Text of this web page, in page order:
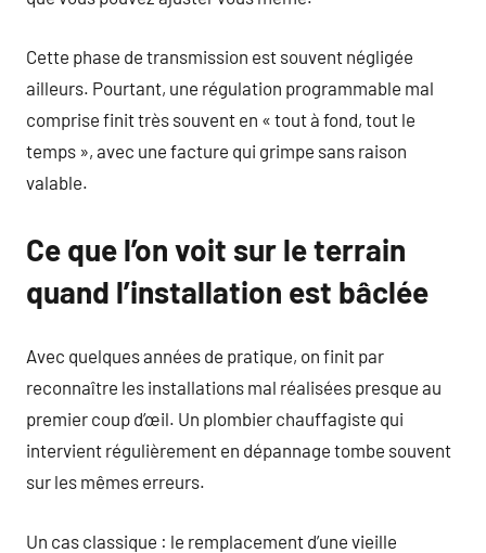
Cette phase de transmission est souvent négligée
ailleurs. Pourtant, une régulation programmable mal
comprise finit très souvent en « tout à fond, tout le
temps », avec une facture qui grimpe sans raison
valable.
Ce que l’on voit sur le terrain
quand l’installation est bâclée
Avec quelques années de pratique, on finit par
reconnaître les installations mal réalisées presque au
premier coup d’œil. Un plombier chauffagiste qui
intervient régulièrement en dépannage tombe souvent
sur les mêmes erreurs.
Un cas classique : le remplacement d’une vieille